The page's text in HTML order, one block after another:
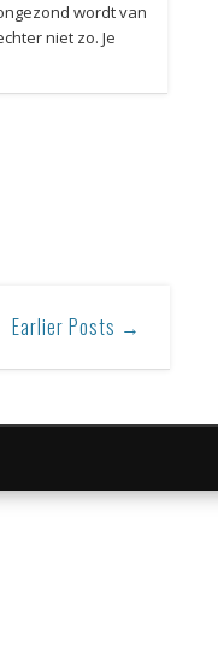
wordt van
niet zo. Je
Earlier Posts →